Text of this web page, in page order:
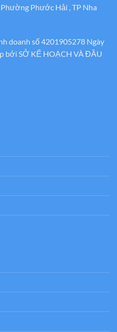
Phước Hải , TP Nha
doanh số 4201905278 Ngày
bới SỞ KẾ HOẠCH VÀ ĐẦU